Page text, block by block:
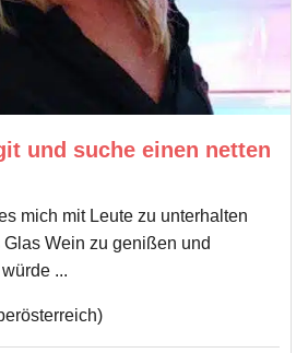
und suche einen netten
mich mit Leute zu unterhalten
Wein zu genißen und
...